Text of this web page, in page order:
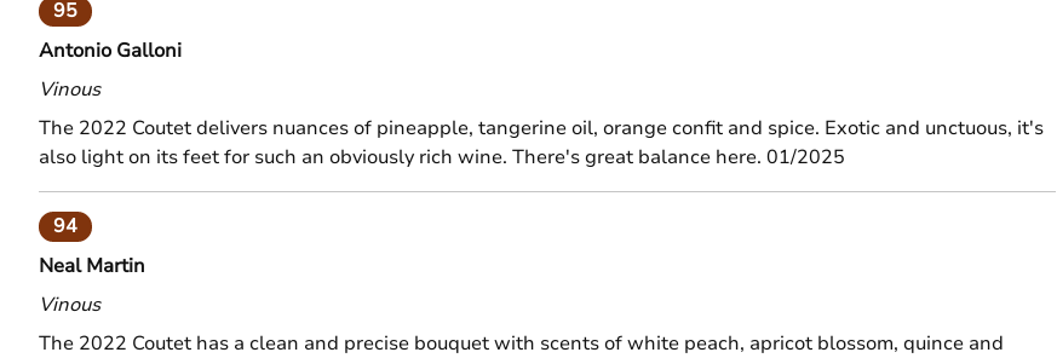
95
Antonio Galloni
Vinous
The 2022 Coutet delivers nuances of pineapple, tangerine oil, orange confit and spice. Exotic and unctuous, it's
also light on its feet for such an obviously rich wine. There's great balance here. 01/2025
94
Neal Martin
Vinous
The 2022 Coutet has a clean and precise bouquet with scents of white peach, apricot blossom, quince and